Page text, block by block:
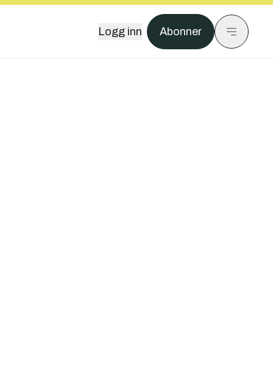
Logg inn Abonner